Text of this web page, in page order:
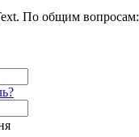
По общим вопросам: